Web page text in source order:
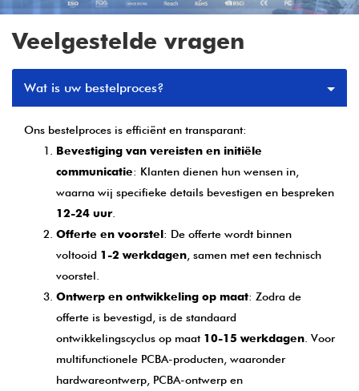
Veelgestelde vragen
Wat is uw bestelproces?
Ons bestelproces is efficiënt en transparant:
Bevestiging van vereisten en initiële
communicatie: Klanten dienen hun wensen in,
waarna wij specifieke details bevestigen en bespreken
12-24 uur.
Offerte en voorstel: De offerte wordt binnen
voltooid 1-2 werkdagen , samen met een technisch
voorstel.
Ontwerp en ontwikkeling op maat: Zodra de
offerte is bevestigd, is de standaard
ontwikkelingscyclus op maat 10-15 werkdagen . Voor
multifunctionele PCBA-producten, waaronder
hardwareontwerp, PCBA-ontwerp en